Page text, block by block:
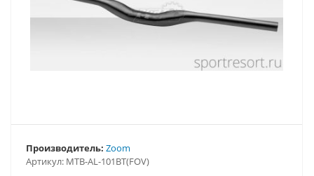
Артикул: MTB-AL-101BT(FOV)
Производитель: Zoom